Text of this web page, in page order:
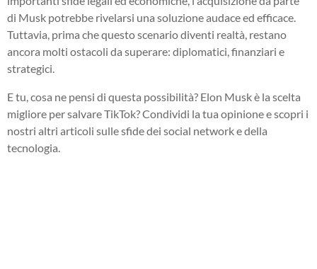
di Musk potrebbe rivelarsi una soluzione audace ed efficace.
Tuttavia, prima che questo scenario diventi realtà, restano
ancora molti ostacoli da superare: diplomatici, finanziari e
strategici.
E tu, cosa ne pensi di questa possibilità? Elon Musk è la scelta
migliore per salvare TikTok? Condividi la tua opinione e scopri i
nostri altri articoli sulle sfide dei social network e della
tecnologia.